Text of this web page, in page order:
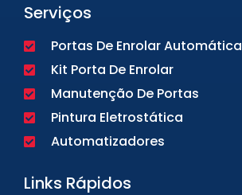
Serviços
Portas De Enrolar Automática
Kit Porta De Enrolar
Manutenção De Portas
Pintura Eletrostática
Automatizadores
Links Rápidos